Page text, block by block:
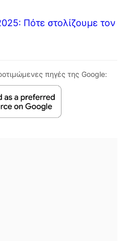
Πότε στολίζουμε τον
πηγές της Google: